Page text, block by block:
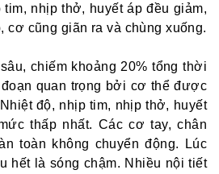
nhịp thở, huyết áp đều giảm,
cơ cũng giãn ra và chùng xuống.
chiếm khoảng 20% tổng thời
quan trọng bởi cơ thể được
độ, nhịp tim, nhịp thở, huyết
thấp nhất. Các cơ tay, chân
toàn không chuyển động. Lúc
hết là sóng chậm. Nhiều nội tiết